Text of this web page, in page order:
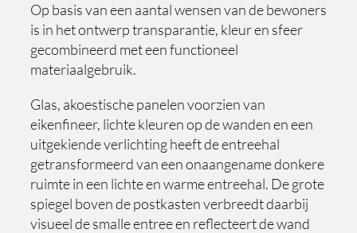
Op basis van een aantal wensen van de bewoners
is in het ontwerp transparantie, kleur en sfeer
gecombineerd met een functioneel
materiaalgebruik.
Glas, akoestische panelen voorzien van
eikenfineer, lichte kleuren op de wanden en een
uitgekiende verlichting heeft de entreehal
getransformeerd van een onaangename donkere
ruimte in een lichte en warme entreehal. De grote
spiegel boven de postkasten verbreedt daarbij
visueel de smalle entree en reflecteert de wand